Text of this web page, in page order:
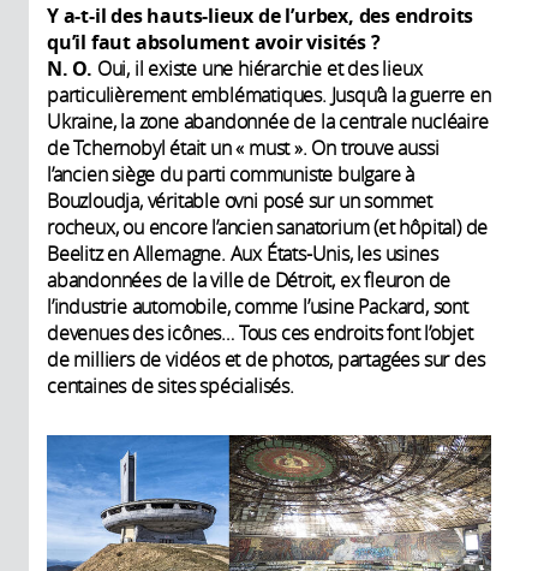
Y a-t-il des hauts-lieux de l’urbex, des endroits
qu’il faut absolument avoir visités ?
N. O. Oui, il existe une hiérarchie et des lieux
particulièrement emblématiques. Jusqu’à la guerre en
Ukraine, la zone abandonnée de la centrale nucléaire
de Tchernobyl était un « must ». On trouve aussi
l’ancien siège du parti communiste bulgare à
Bouzloudja, véritable ovni posé sur un sommet
rocheux, ou encore l’ancien sanatorium (et hôpital) de
Beelitz en Allemagne. Aux États-Unis, les usines
abandonnées de la ville de Détroit, ex fleuron de
l’industrie automobile, comme l’usine Packard, sont
devenues des icônes… Tous ces endroits font l’objet
de milliers de vidéos et de photos, partagées sur des
centaines de sites spécialisés.